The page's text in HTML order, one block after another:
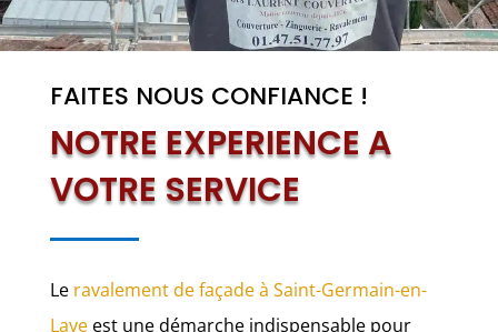
FAITES NOUS CONFIANCE !
NOTRE EXPERIENCE A
VOTRE SERVICE
Le ravalement de façade à Saint-Germain-en-
Layeest une démarche indispensable pour